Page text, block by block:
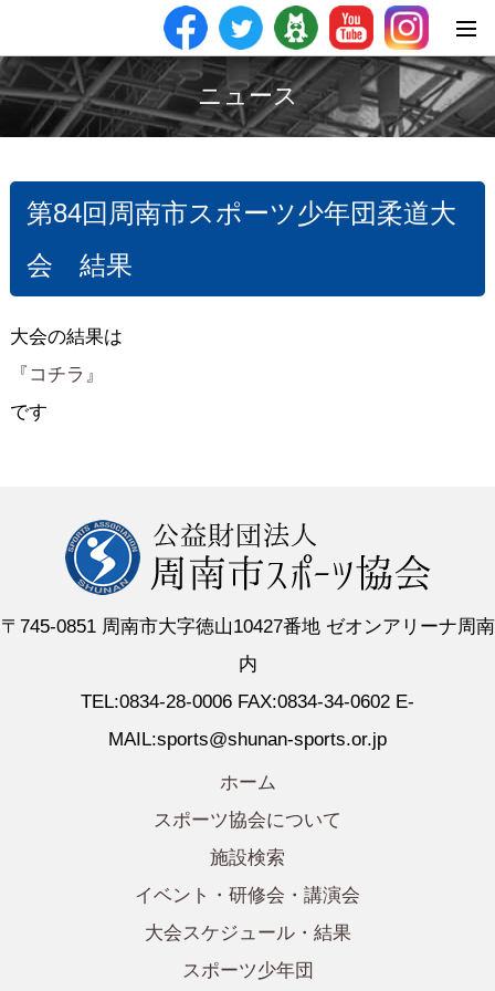
ニュース
第84回周南市スポーツ少年団柔道大
会 結果
大会の結果は
『コチラ』
です
〒745-0851 周南市大字徳山10427番地 ゼオンアリーナ周南
内
TEL:0834-28-0006 FAX:0834-34-0602 E-
MAIL:sports@shunan-sports.or.jp
ホーム
スポーツ協会について
施設検索
イベント・研修会・講演会
大会スケジュール・結果
スポーツ少年団